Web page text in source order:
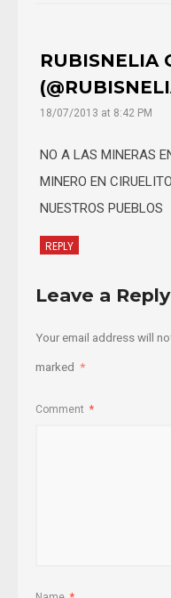
RUBISNELIA
18/07/2013 at 8:42 PM
NO A LAS MINERAS
MINERO EN
NUESTROS PUEBLOS
REPLY
Leave a Reply
Your email address will
marked *
Comment *